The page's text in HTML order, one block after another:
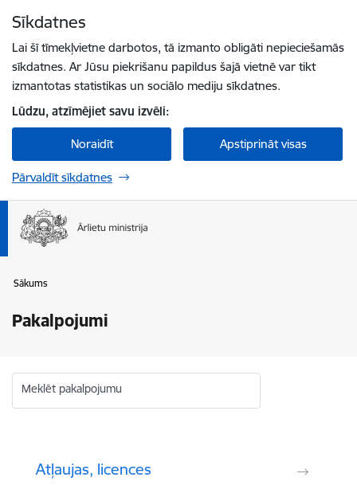
Sīkdatnes
Lai šī tīmekļvietne darbotos, tā izmanto obligāti nepieciešamās
sīkdatnes. Ar Jūsu piekrišanu papildus šajā vietnē var tikt
izmantotas statistikas un sociālo mediju sīkdatnes.
Lūdzu, atzīmējiet savu izvēli:
Noraidīt Apstiprināt visas
Pārvaldīt sīkdatnes
Sākums
Pakalpojumi
Meklēt pakalpojumu
Atļaujas, licences